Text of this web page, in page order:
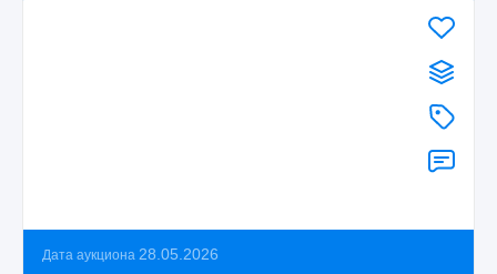
Дата аукциона 28.05.2026